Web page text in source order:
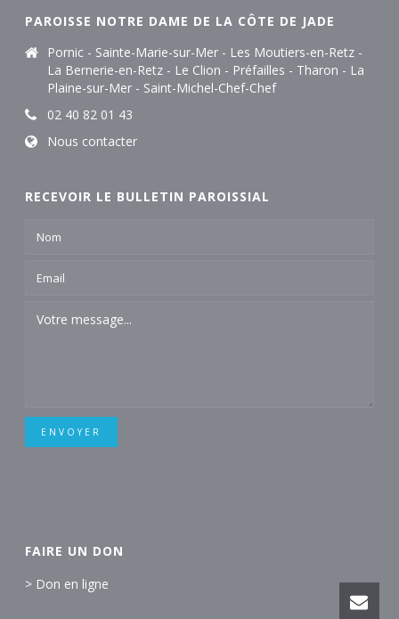
PAROISSE NOTRE DAME DE LA CÔTE DE JADE
Pornic - Sainte-Marie-sur-Mer - Les Moutiers-en-Retz -
La Bernerie-en-Retz - Le Clion - Préfailles - Tharon - La
Plaine-sur-Mer - Saint-Michel-Chef-Chef
02 40 82 01 43
Nous contacter
RECEVOIR LE BULLETIN PAROISSIAL
ENVOYER
FAIRE UN DON
> Don en ligne